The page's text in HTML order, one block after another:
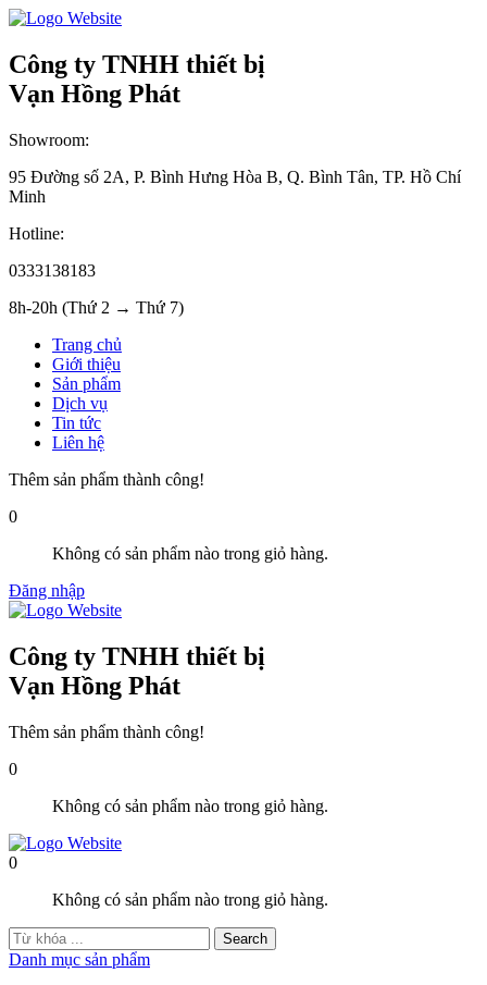
Công ty TNHH thiết bị
Vạn Hồng Phát
Showroom:
95 Đường số 2A, P. Bình Hưng Hòa B, Q. Bình Tân, TP. Hồ Chí
Minh
Hotline:
0333138183
8h-20h (Thứ 2 → Thứ 7)
Trang chủ
Giới thiệu
Sản phẩm
Dịch vụ
Tin tức
Liên hệ
Thêm sản phẩm thành công!
0
Không có sản phẩm nào trong giỏ hàng.
Đăng nhập
Công ty TNHH thiết bị
Vạn Hồng Phát
Thêm sản phẩm thành công!
0
Không có sản phẩm nào trong giỏ hàng.
0
Không có sản phẩm nào trong giỏ hàng.
Danh mục sản phẩm